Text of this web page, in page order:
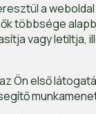
a
többsége
vagy letiltja,
Ön első